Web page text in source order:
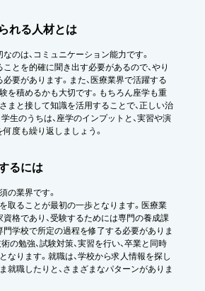
れる人材とは
のは、コミュニケーション能力です。
とを的確に聞き出す必要があるので、やり
要があります。また、医療業界で活躍する
を積めるかも大切です。もちろん座学も重
まと接して知識を活用することで、正しい治
生のうちは、座学のインプットと、実習や演
度も繰り返しましょう。
るには
の業界です。
取ることが最初の一歩となります。医療業
格であり、受験するためには専門の養成課
門学校で所定の過程を修了する必要がありま
の勉強、試験対策、実習を行い、卒業と同時
なります。就職は、学校から求人情報を探し
就職したりと、さまざまなパターンがありま